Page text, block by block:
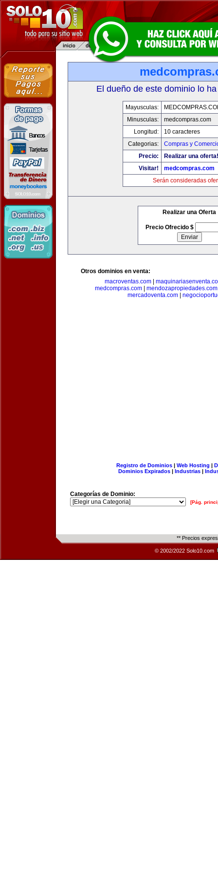
El dueño de este dominio lo
Mayusculas:
Minusculas:
medcompras.com
Longitud:
10 caracteres
Categorias:
Compras y
Precio:
Realizar una oferta!
Visitar!
medcompras.com
Serán consideradas
Realizar una Oferta
Precio Ofrecido $
Otros dominios en venta:
macroventas.com
medcompras.com| mendozapropiedades.com
mercadoventa.com
Registro de Dominios| Web Hosting |
Dominios Expirados | Industrias |
Categorías de Dominio:
[Pág.
** Precios
© 2002/2022 Solo10.com